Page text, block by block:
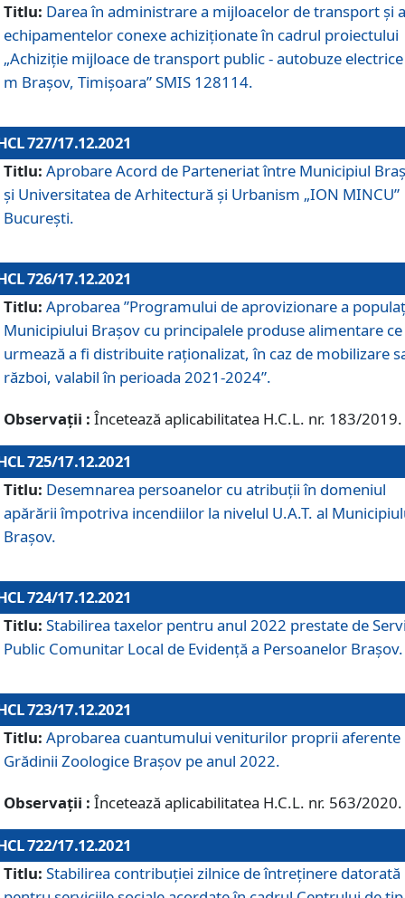
Titlu: Darea în administrare a mijloacelor de transport și a
echipamentelor conexe achiziționate în cadrul proiectului
„Achiziție mijloace de transport public - autobuze
m Brașov, Timișoara” SMIS 128114.
727/17.12.2021
Titlu: Aprobare Acord de Parteneriat între Municipiul
și Universitatea de Arhitectură și Urbanism „ION MINCU”
București.
726/17.12.2021
Titlu: Aprobarea ”Programului de aprovizionare a
Municipiului Braşov cu principalele produse alimentare ce
urmează a fi distribuite raționalizat, în caz de mobilizare
război, valabil în perioada 2021-2024”.
Observații : Încetează aplicabilitatea H.C.L. nr. 183/2019.
725/17.12.2021
Titlu: Desemnarea persoanelor cu atribuții în domeniul
apărării împotriva incendiilor la nivelul U.A.T. al
Brașov.
724/17.12.2021
Titlu: Stabilirea taxelor pentru anul 2022 prestate de
Public Comunitar Local de Evidență a Persoanelor Braşov.
723/17.12.2021
Titlu: Aprobarea cuantumului veniturilor proprii aferente
Grădinii Zoologice Braşov pe anul 2022.
Observații : Încetează aplicabilitatea H.C.L. nr. 563/2020.
722/17.12.2021
Titlu: Stabilirea contribuţiei zilnice de întreținere datorată